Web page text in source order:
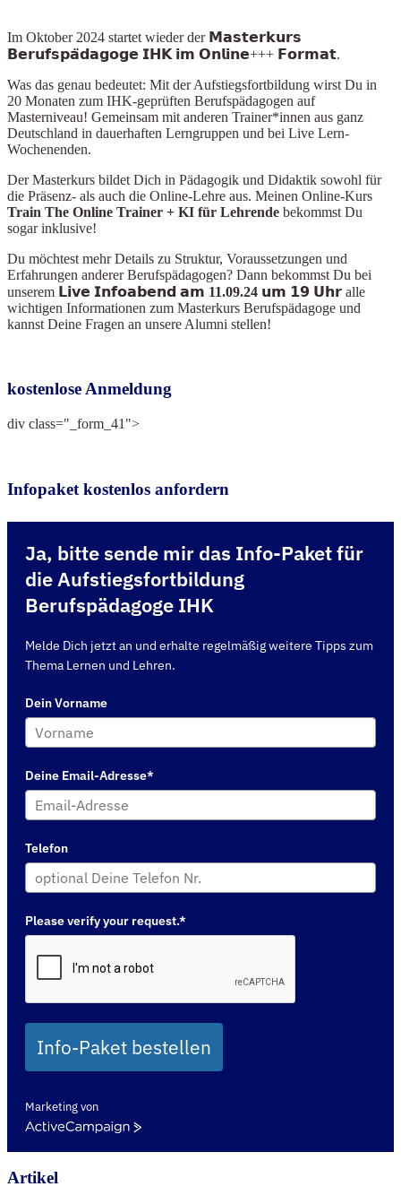
Im Oktober 2024 startet wieder der 𝗠𝗮𝘀𝘁𝗲𝗿𝗸𝘂𝗿𝘀
𝗕𝗲𝗿𝘂𝗳𝘀𝗽𝗮̈𝗱𝗮𝗴𝗼𝗴𝗲 𝗜𝗛𝗞 𝗶𝗺 𝗢𝗻𝗹𝗶𝗻𝗲+++ 𝗙𝗼𝗿𝗺𝗮𝘁.
Was das genau bedeutet: Mit der Aufstiegsfortbildung wirst Du in
20 Monaten zum IHK-geprüften Berufspädagogen auf
Masterniveau! Gemeinsam mit anderen Trainer*innen aus ganz
Deutschland in dauerhaften Lerngruppen und bei Live Lern-
Wochenenden.
Der Masterkurs bildet Dich in Pädagogik und Didaktik sowohl für
die Präsenz- als auch die Online-Lehre aus. Meinen Online-Kurs
Train The Online Trainer + KI für Lehrende bekommst Du
sogar inklusive!
Du möchtest mehr Details zu Struktur, Voraussetzungen und
Erfahrungen anderer Berufspädagogen? Dann bekommst Du bei
unserem 𝗟𝗶𝘃𝗲 𝗜𝗻𝗳𝗼𝗮𝗯𝗲𝗻𝗱 𝗮𝗺 11.09.24 𝘂𝗺 𝟭𝟵 𝗨𝗵𝗿 alle
wichtigen Informationen zum Masterkurs Berufspädagoge und
kannst Deine Fragen an unsere Alumni stellen!
kostenlose Anmeldung
div class="_form_41">
Infopaket kostenlos anfordern
Ja, bitte sende mir das Info-Paket für
die Aufstiegsfortbildung
Berufspädagoge IHK
Melde Dich jetzt an und erhalte regelmäßig weitere Tipps zum
Thema Lernen und Lehren.
Dein Vorname
Deine Email-Adresse*
Telefon
Please verify your request.*
Info-Paket bestellen
Marketing von
ActiveCampaign
Artikel